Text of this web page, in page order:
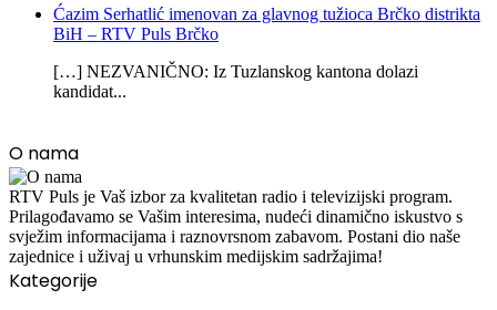
Ćazim Serhatlić imenovan za glavnog tužioca Brčko distrikta
BiH – RTV Puls Brčko
[…] NEZVANIČNO: Iz Tuzlanskog kantona dolazi
kandidat...
O nama
RTV Puls je Vaš izbor za kvalitetan radio i televizijski program.
Prilagođavamo se Vašim interesima, nudeći dinamično iskustvo s
svježim informacijama i raznovrsnom zabavom. Postani dio naše
zajednice i uživaj u vrhunskim medijskim sadržajima!
Kategorije